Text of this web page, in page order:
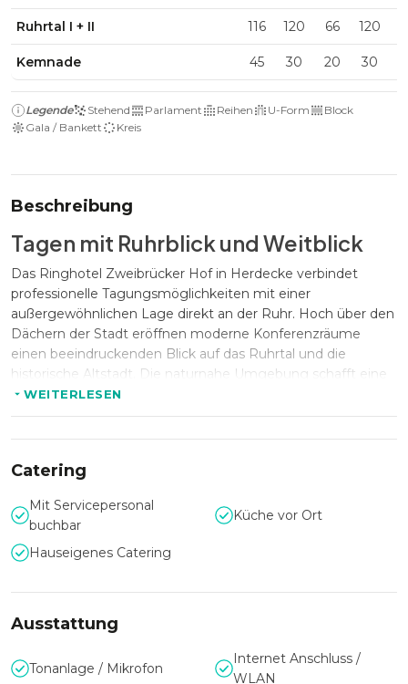
Ruhrtal I + II 116 120 66 120
Kemnade 45 30 20 30
Legende Stehend Parlament Reihen U-Form
Block
Gala / Bankett
Kreis
Beschreibung
Tagen mit Ruhrblick und Weitblick
Das Ringhotel Zweibrücker Hof in Herdecke verbindet
professionelle Tagungsmöglichkeiten mit einer
außergewöhnlichen Lage direkt an der Ruhr. Hoch über den
Dächern der Stadt eröffnen moderne Konferenzräume
einen beeindruckenden Blick auf das Ruhrtal und die
historische Altstadt. Die naturnahe Umgebung schafft eine
inspirierende Atmosphäre für Meetings, Seminare,
Workshops und Firmenveranstaltungen, die produktives
Vielseitige Veranstaltungsflächen für
jedes Format
Mit insgesamt 17 Veranstaltungsräumen, großzügigen
Ringhotel Zweibrücker Hof ideale Voraussetzungen für
Tagungen, Konferenzen, Schulungen und Events jeder
Größenordnung. Das moderne Ruhrforum mit
Rundumbalkon, flexibel kombinierbaren Räumen und
hochwertiger Veranstaltungstechnik schafft maximale
WEITERLESEN
Catering
Mit Servicepersonal
buchbar
Küche vor Ort
Hauseigenes Catering
Ausstattung
Tonanlage / Mikrofon
Internet Anschluss /
WLAN